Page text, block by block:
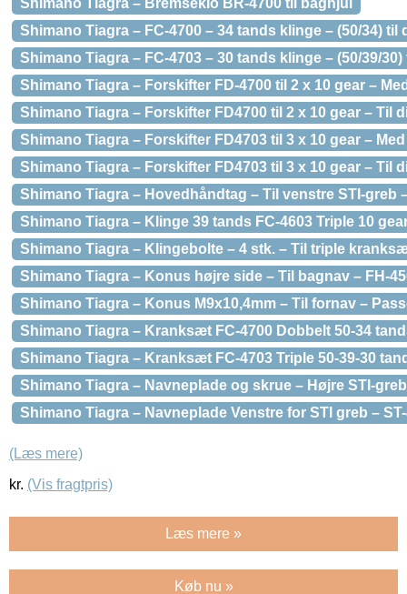
Shimano Tiagra – Bremseklo BR-4700 til baghjul
Shimano Tiagra – FC-4700 – 34 tands klinge – (50/34)
Shimano Tiagra – FC-4703 – 30 tands klinge – (50/39/
Shimano Tiagra – Forskifter FD-4700 til 2 x 10 gear –
Shimano Tiagra – Forskifter FD4700 til 2 x 10 gear – Til
Shimano Tiagra – Forskifter FD4703 til 3 x 10 gear –
Shimano Tiagra – Forskifter FD4703 til 3 x 10 gear – Til
Shimano Tiagra – Hovedhåndtag – Til venstre STI-greb
Shimano Tiagra – Klinge 39 tands FC-4603 Triple 10
Shimano Tiagra – Klingebolte – 4 stk. – Til triple
Shimano Tiagra – Konus højre side – Til bagnav – FH-
Shimano Tiagra – Konus M9x10,4mm – Til fornav –
Shimano Tiagra – Kranksæt FC-4700 Dobbelt 50-34
Shimano Tiagra – Kranksæt FC-4703 Triple 50-39-30
Shimano Tiagra – Navneplade og skrue – Højre STI-greb
Shimano Tiagra – Navneplade Venstre for STI greb –
(Læs mere)
kr. (Vis fragtpris)
Læs mere »
Køb nu »